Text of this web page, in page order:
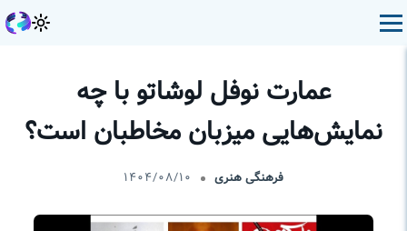
عمارت نوفل لوشاتو با چه
نمایش‌هایی میزبان مخاطبان است؟
فرهنگی هنری ۱۴۰۴/۰۸/۱۰